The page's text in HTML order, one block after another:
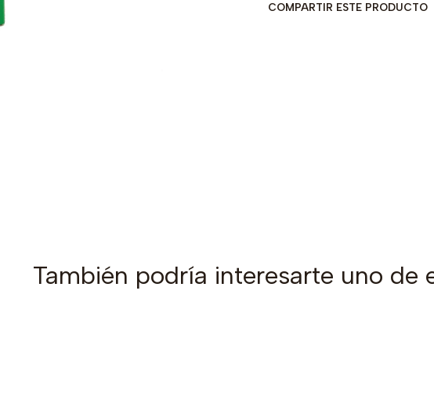
COMPARTIR ESTE PRODUCTO
También podría interesarte uno de